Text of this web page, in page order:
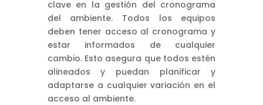
clave en la gestión del cronograma
del ambiente. Todos los equipos
deben tener acceso al cronograma y
estar informados de cualquier
cambio. Esto asegura que todos estén
alineados y puedan planificar y
adaptarse a cualquier variación en el
acceso al ambiente.